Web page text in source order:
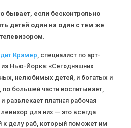
бывает, если бесконтрольно
детей один на один с тем же
Крамер, специалист по арт-
из Нью-Йорка: «Сегодняшних
нелюбимых детей, и богатых и
по большей части воспитывает,
и развлекает платная рабочая
для них — это всегда
к делу раб, который поможет им